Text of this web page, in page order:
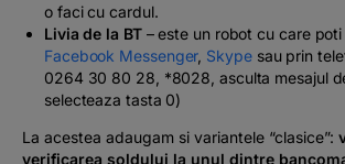
o faci cu cardul.
Livia de la BT– este un robot cu care
Facebook Messenger, Skypesau prin
0264 30 80 28, *8028, asculta mesajul
selecteaza tasta 0)
La acestea adaugam si variantele “clasice”:
verificarea soldului la unul dintre